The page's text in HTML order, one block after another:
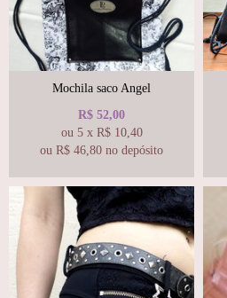
Mochila saco Angel
R$ 52,00
ou 5 x R$ 10,40
ou R$ 46,80 no depósito